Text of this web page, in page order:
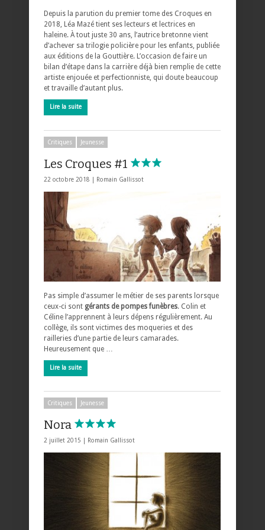
Depuis la parution du premier tome des Croques en
2018, Léa Mazé tient ses lecteurs et lectrices en
haleine. À tout juste 30 ans, l’autrice bretonne vient
d’achever sa trilogie policière pour les enfants, publiée
aux éditions de la Gouttière. L’occasion de faire un
bilan d’étape dans la carrière déjà bien remplie de cette
artiste enjouée et perfectionniste, qui doute beaucoup
et travaille d’autant plus.
Lire la suite
Critiques Jeunesse
Les Croques #1
22 octobre 2018 | Romain Gallissot
Pas simple d’assumer le métier de ses parents lorsque
ceux-ci sont gérants de pompes funèbres. Colin et
Céline l’apprennent à leurs dépens régulièrement. Au
collège, ils sont victimes des moqueries et des
railleries d’une partie de leurs camarades.
Heureusement que …
Lire la suite
Critiques Jeunesse
Nora
2 juillet 2015 | Romain Gallissot